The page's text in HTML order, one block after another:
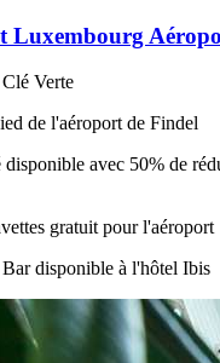
Luxembourg
Verte
de l'aéroport de Findel
avec 50% de
gratuit pour l'aéroport
Bar disponible à l'hôtel Ibis